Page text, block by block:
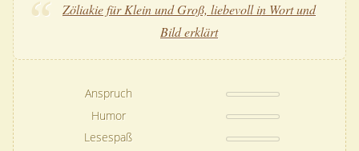
Zöliakie für Klein und Groß, liebevoll in Wort und
Bild erklärt
Anspruch
Humor
Lesespaß